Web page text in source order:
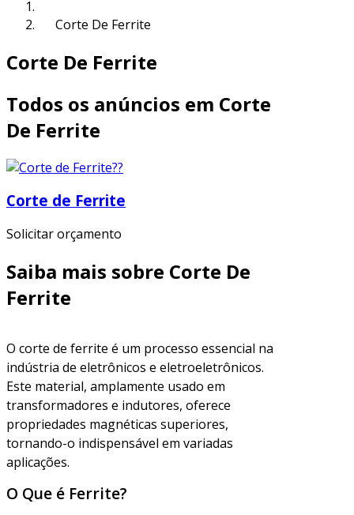
Corte De Ferrite
Corte De Ferrite
Todos os anúncios em Corte
De Ferrite
Corte de Ferrite
Solicitar orçamento
Saiba mais sobre Corte De
Ferrite
O corte de ferrite é um processo essencial na
indústria de eletrônicos e eletroeletrônicos.
Este material, amplamente usado em
transformadores e indutores, oferece
propriedades magnéticas superiores,
tornando-o indispensável em variadas
aplicações.
O Que é Ferrite?